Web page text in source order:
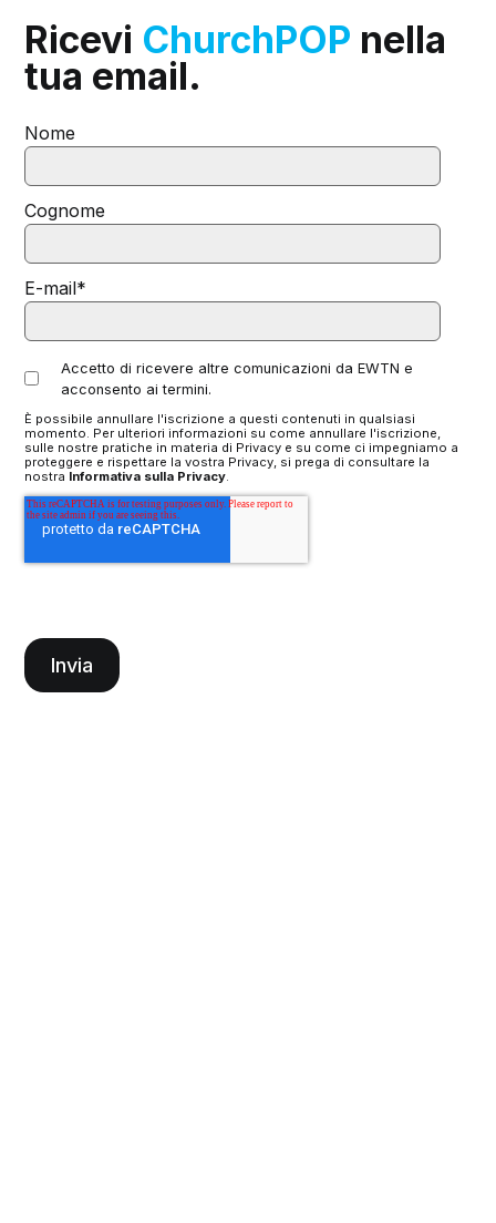
Ricevi ChurchPOP nella
tua email.
Nome
Cognome
E-mail*
Accetto di ricevere altre comunicazioni da EWTN e
acconsento ai termini.
È possibile annullare l'iscrizione a questi contenuti in qualsiasi
momento. Per ulteriori informazioni su come annullare l'iscrizione,
sulle nostre pratiche in materia di Privacy e su come ci impegniamo a
proteggere e rispettare la vostra Privacy, si prega di consultare la
nostra Informativa sulla Privacy.